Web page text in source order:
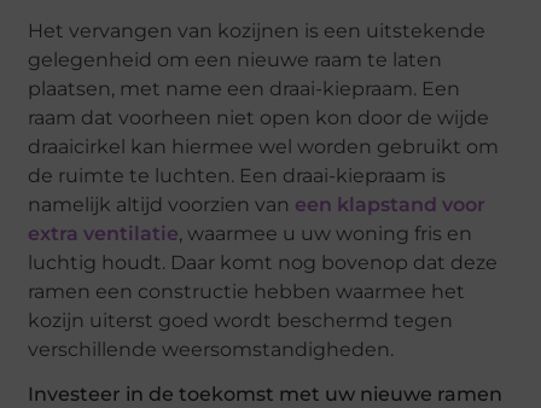
Het vervangen van kozijnen is een uitstekende
gelegenheid om een nieuwe raam te laten
plaatsen, met name een draai-kiepraam. Een
raam dat voorheen niet open kon door de wijde
draaicirkel kan hiermee wel worden gebruikt om
de ruimte te luchten. Een draai-kiepraam is
namelijk altijd voorzien van een klapstand voor
extra ventilatie, waarmee u uw woning fris en
luchtig houdt. Daar komt nog bovenop dat deze
ramen een constructie hebben waarmee het
kozijn uiterst goed wordt beschermd tegen
verschillende weersomstandigheden.
Investeer in de toekomst met uw nieuwe ramen